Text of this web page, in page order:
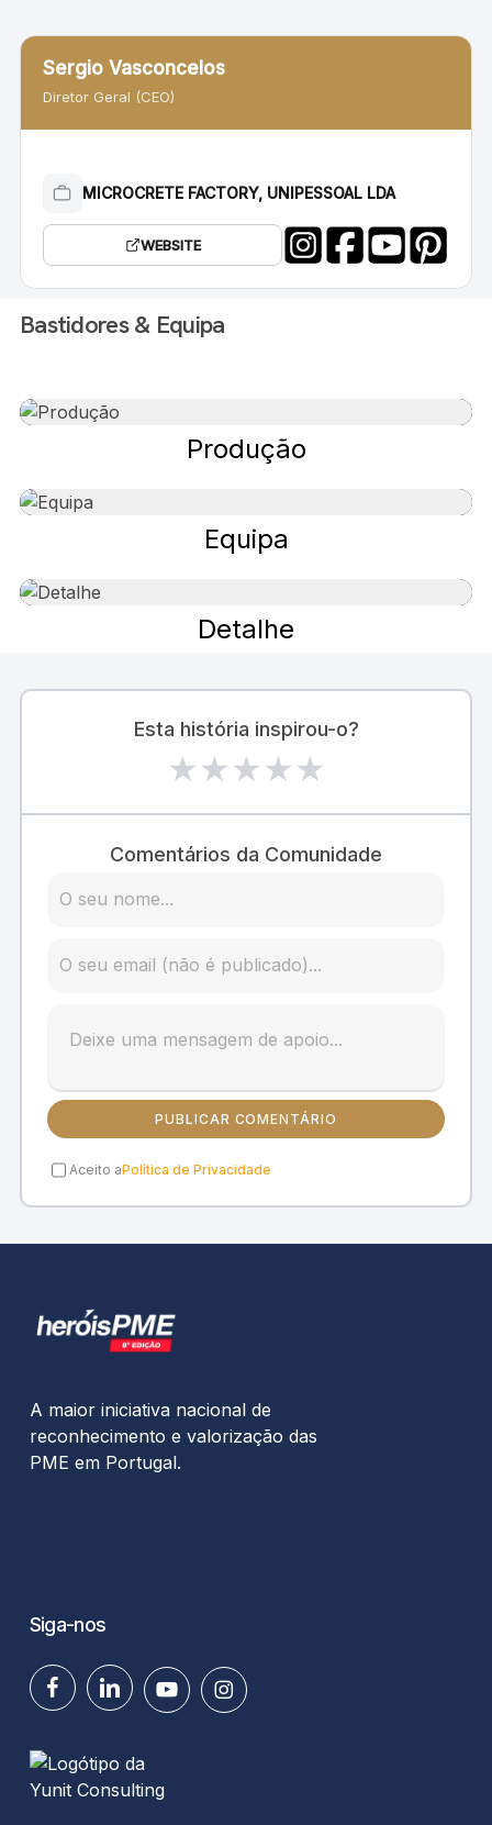
Sergio Vasconcelos
Diretor Geral (CEO)
MICROCRETE FACTORY, UNIPESSOAL LDA
WEBSITE
Bastidores & Equipa
Produção
Equipa
Detalhe
Esta história inspirou-o?
★★★★★
Comentários da Comunidade
PUBLICAR COMENTÁRIO
Aceito aPolítica de Privacidade
A maior iniciativa nacional de
reconhecimento e valorização das
PME em Portugal.
Siga-nos
facebooklinkedinyoutubeinstagram